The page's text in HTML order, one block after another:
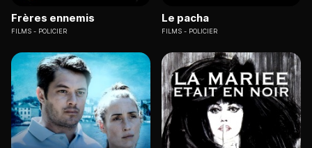
Frères ennemis
FILMS POLICIER
Le pacha
FILMS POLICIER